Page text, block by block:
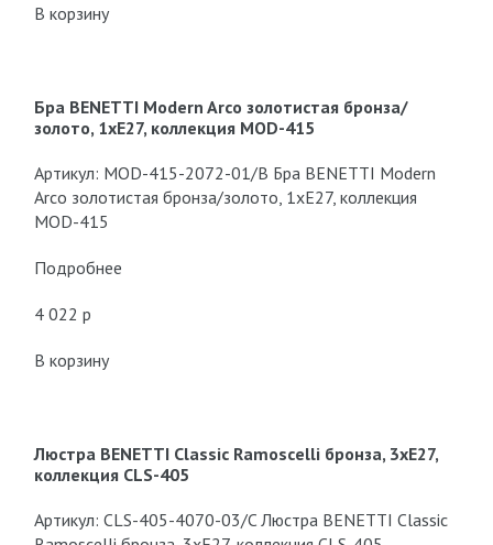
В корзину
Бра BENETTI Modern Arco золотистая бронза/
золото, 1xE27, коллекция MOD-415
Артикул: MOD-415-2072-01/B Бра BENETTI Modern
Arco золотистая бронза/золото, 1xE27, коллекция
MOD-415
Подробнее
4 022 p
В корзину
Люстра BENETTI Classic Ramoscelli бронза, 3хE27,
коллекция CLS-405
Артикул: CLS-405-4070-03/C Люстра BENETTI Classic